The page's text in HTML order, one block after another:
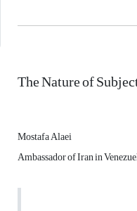
The Nature of
Mostafa Alaei
Ambassador of Iran in